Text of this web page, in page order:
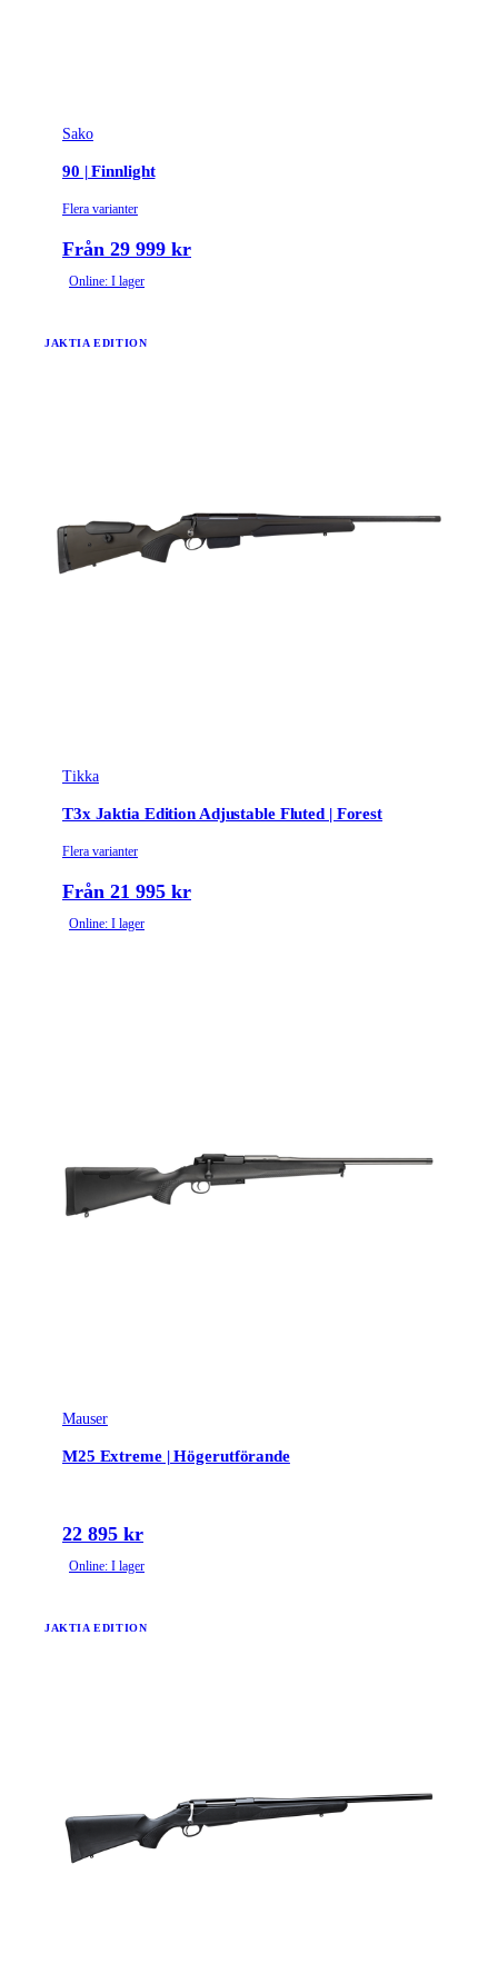
Sako
90 | Finnlight
Flera varianter
Från 29 999 kr
Online: I lager
Tikka
T3x Jaktia Edition Adjustable Fluted | Forest
Flera varianter
JAKTIA EDITION
Från 21 995 kr
Online: I lager
Mauser
M25 Extreme | Högerutförande
22 895 kr
Online: I lager
JAKTIA EDITION